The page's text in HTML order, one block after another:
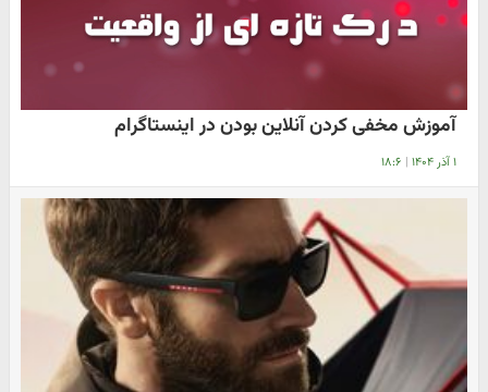
آموزش مخفی کردن آنلاین بودن در اینستاگرام
۱ آذر ۱۴۰۴ | ۱۸:۶